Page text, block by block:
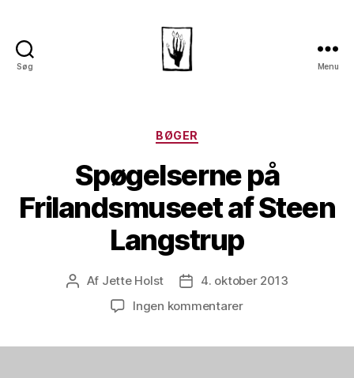
Søg Menu
Kategorier
BØGER
Spøgelserne på
Frilandsmuseet af Steen
Langstrup
Indlægsforfatter
Af Jette Holst Indlægsdato
4. oktober 2013
Ingen kommentarertil